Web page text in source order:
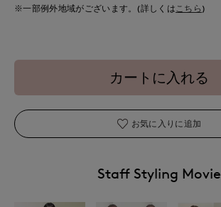
※一部例外地域がございます。(詳しくはこちら )
カートに入れる
お気に入りに追加
Staff Styling Movie